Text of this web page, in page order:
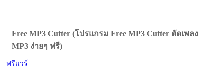
Free MP3 Cutter (โปรแกรม Free MP3 Cutter ตัดเพลง
MP3 ง่ายๆ ฟรี)
ฟรีแวร์